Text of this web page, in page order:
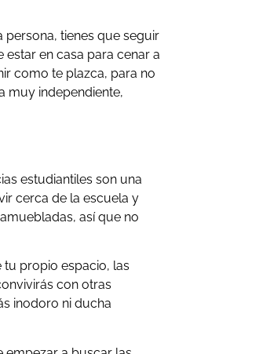
tienes que seguir
en casa para cenar a
como te plazca, para no
muy independiente,
estudiantiles son una
cerca de la escuela y
así que no
tu propio espacio, las
con otras
inodoro ni ducha